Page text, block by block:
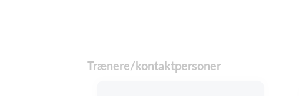
Trænere/kontaktpersoner